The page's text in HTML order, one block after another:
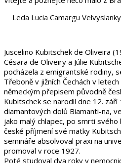
Leda Lucia Camargu
Juscelino Kubitschek de Oliveira
Césara de Oliveiry a Júlie
pocházela z emigrantské rodiny,
Třeboně v jižních Čechách v
německým přepisem původně
Kubitschek se narodil dne 12. září
diamantových dolů Biamanti-na,
jako malý chlapec, po smrti
české příjmení své matky
semináře absolvoval praxi na
promoval v roce 1927.
Poté studoval dva roky v